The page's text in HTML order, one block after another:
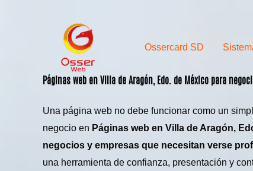
Ossercard SD
Páginas web en Villa de Aragón , Edo. de México para
Una página web no debe funcionar como un
negocio en Páginas web en Villa de Aragón,
negocios y empresas que necesitan verse
una herramienta de confianza, presentación y